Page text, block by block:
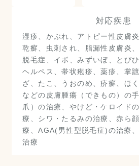
対応疾患
湿疹、かぶれ、アトピー性皮膚
乾癬、虫刺され、脂漏性皮膚炎
脱毛症、イボ、みずいぼ、とび
ヘルペス、帯状疱疹、薬疹、掌
ざ、たこ、うおのめ、疥癬、ほ
などの皮膚腫瘍（できもの）の
爪）の治療、やけど・ケロイド
療、シワ・たるみの治療、赤ら
療、AGA(男性型脱毛症)の治療
治療